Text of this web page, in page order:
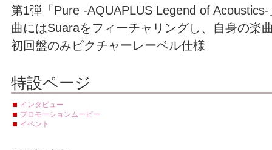
第1弾「Pure -AQUAPLUS Legend of
曲にはSuaraをフィーチャリングし、自身の楽
初回盤のみピクチャーレーベル仕様
特設ページ
インタビュー
プロモーションムービー
イベント